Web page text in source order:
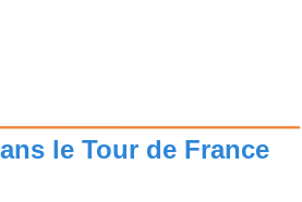
le Tour de France